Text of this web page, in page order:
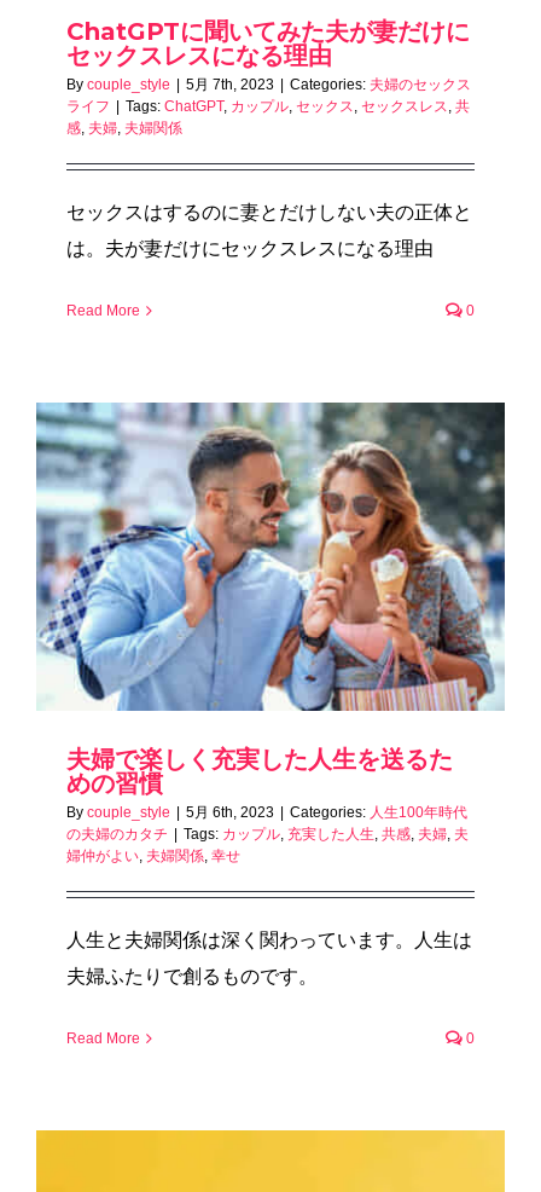
ChatGPTに聞いてみた夫が妻だけに
セックスレスになる理由
By couple_style | 5月 7th, 2023 | Categories: 夫婦のセックス
ライフ | Tags: ChatGPT, カップル セックス セックスレス 共
感 夫婦 夫婦関係
セックスはするのに妻とだけしない夫の正体と
は。夫が妻だけにセックスレスになる理由
Read More 0
夫婦で楽しく充実した人生を送るた
めの習慣
By couple_style | 5月 6th, 2023 | Categories: 人生100年時代
の夫婦のカタチ | Tags: カップル 充実した人生 共感 夫婦 夫
婦仲がよい 夫婦関係 幸せ
人生と夫婦関係は深く関わっています。人生は
夫婦ふたりで創るものです。
Read More 0